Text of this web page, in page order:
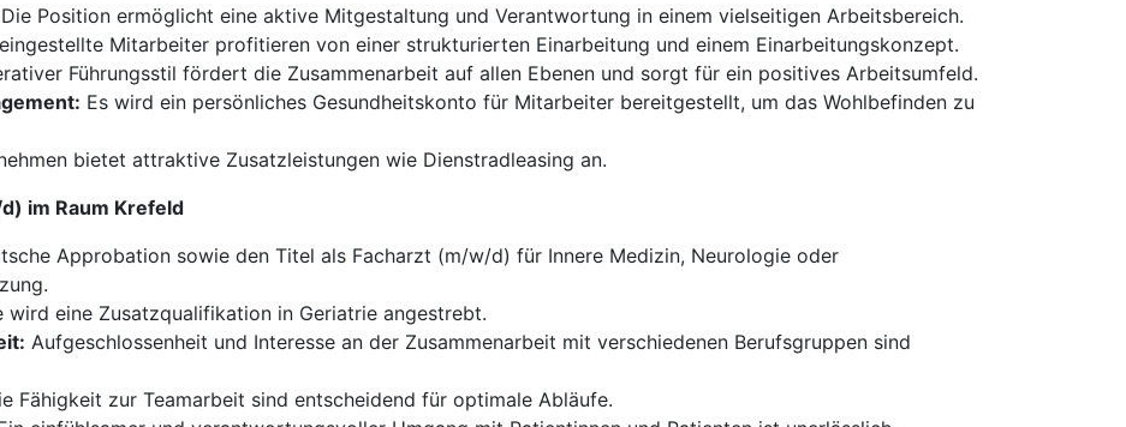
Die Position ermöglicht eine aktive Mitgestaltung und Verantwortung in einem vielseitigen Arbeitsbereich.
Mitarbeiter profitieren von einer strukturierten Einarbeitung und einem Einarbeitungskonzept.
Führungsstil fördert die Zusammenarbeit auf allen Ebenen und sorgt für ein positives Arbeitsumfeld.
Es wird ein persönliches Gesundheitskonto für Mitarbeiter bereitgestellt, um das Wohlbefinden zu
bietet attraktive Zusatzleistungen wie Dienstradleasing an.
im Raum Krefeld
Approbation sowie den Titel als Facharzt (m/w/d) für Innere Medizin, Neurologie oder
wird eine Zusatzqualifikation in Geriatrie angestrebt.
Aufgeschlossenheit und Interesse an der Zusammenarbeit mit verschiedenen Berufsgruppen sind
Fähigkeit zur Teamarbeit sind entscheidend für optimale Abläufe.